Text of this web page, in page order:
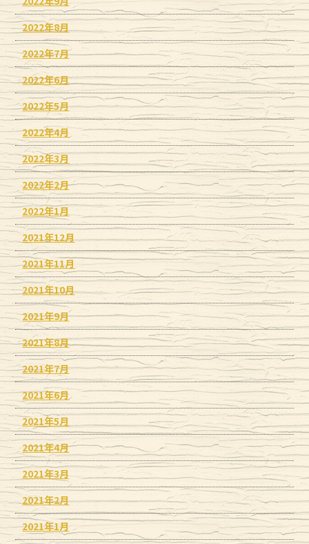
2022年8月
2022年7月
2022年6月
2022年5月
2022年4月
2022年3月
2022年2月
2022年1月
2021年12月
2021年11月
2021年10月
2021年9月
2021年8月
2021年7月
2021年6月
2021年5月
2021年4月
2021年3月
2021年2月
2021年1月